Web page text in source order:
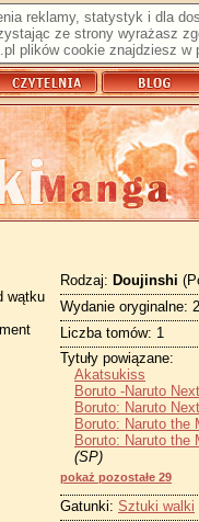
reklamy, statystyk i dla
ze strony wyrażasz
plików cookie znajdziesz w
Rodzaj: Doujinshi
Wydanie oryginalne:
Liczba tomów: 1
Tytuły powiązane:
Akatsukiss
Boruto -Naruto
Boruto: Naruto
Boruto: Naruto the
Boruto: Naruto the
(SP)
pokaż pozostałe 29
Gatunki: Sztuki walki
wątku